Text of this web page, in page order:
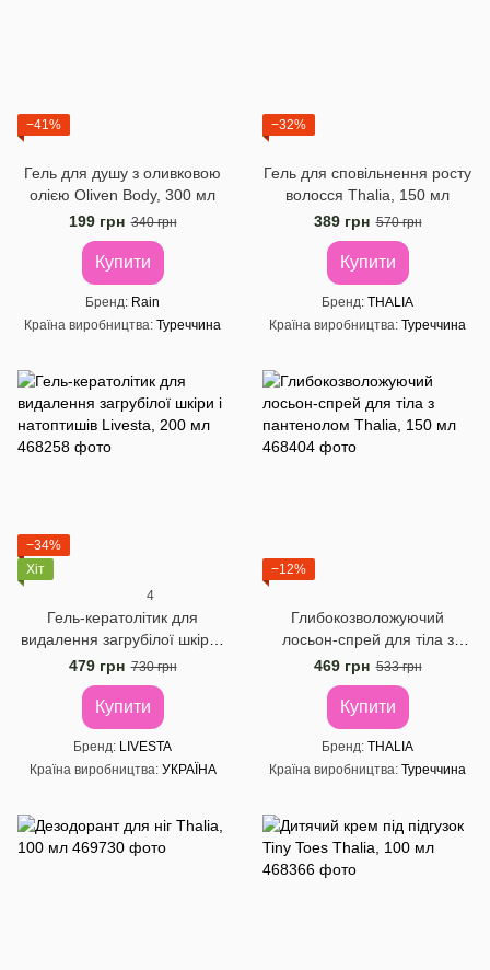
−41%
Гель для душу з оливковою
олією Oliven Body, 300 мл
199 грн 340 грн
Купити
Бренд Rain
Країна виробництва Туреччина
−32%
Гель для сповільнення росту
волосся Thalia, 150 мл
389 грн 570 грн
Купити
Бренд THALIA
Країна виробництва Туреччина
−34%
Хіт
4
Гель-кератолітик для
видалення загрубілої шкіри і
натоптишів Livesta, 200 мл
479 грн 730 грн
Купити
Бренд LIVESTA
Країна виробництва УКРАЇНА
−12%
Глибокозволожуючий
лосьон-спрей для тіла з
пантенолом Thalia, 150 мл
469 грн 533 грн
Купити
Бренд THALIA
Країна виробництва Туреччина